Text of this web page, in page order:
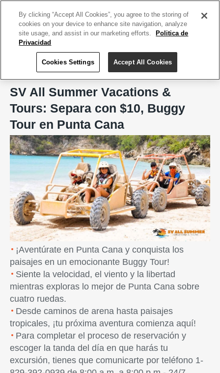
SV All Summer Vacations & Tours
SV All Summer Vacations &
Tours: Separa con $10, Buggy
Tour en Punta Cana
Previous Next
¡Aventúrate en Punta Cana y conquista los
paisajes en un emocionante Buggy Tour!
Siente la velocidad, el viento y la libertad
mientras exploras lo mejor de Punta Cana sobre
cuatro ruedas.
Desde caminos de arena hasta paisajes
tropicales, ¡tu próxima aventura comienza aquí!
Para completar el proceso de reservación y
escoger la tanda del día en que harás tu
excursión, tienes que comunicarte por teléfono 1-
By clicking “Accept All Cookies”, you agree to the storing of
cookies on your device to enhance site navigation, analyze
site usage, and assist in our marketing efforts.
Politica de
Privacidad
Cookies Settings Accept All Cookies